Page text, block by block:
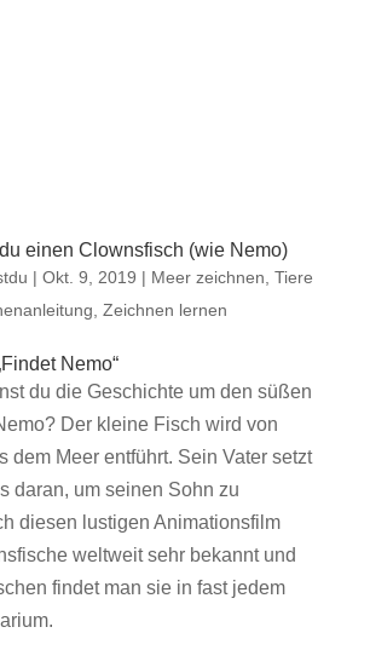
einen Clownsfisch (wie Nemo)
| Okt. 9, 2019 | Meer zeichnen, Tiere
, Zeichnen lernen
Nemo“
du die Geschichte um den süßen
Der kleine Fisch wird von
dem Meer entführt. Sein Vater setzt
daran, um seinen Sohn zu
diesen lustigen Animationsfilm
weltweit sehr bekannt und
findet man sie in fast jedem